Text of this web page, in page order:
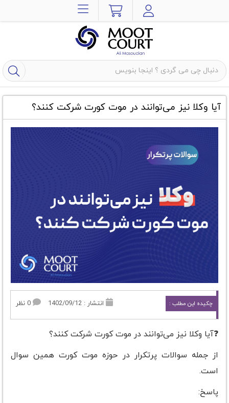
آیا وکلا نیز می‌توانند در موت کورت شرکت کنند؟
چکیده این مطلب : انتشار : 1402/09/12
❓آیا وکلا نیز می‌توانند در موت کورت شرکت کنند؟
از جمله سوالات پرتکرار در حوزه موت کورت همین سوال
است.
پاسخ: